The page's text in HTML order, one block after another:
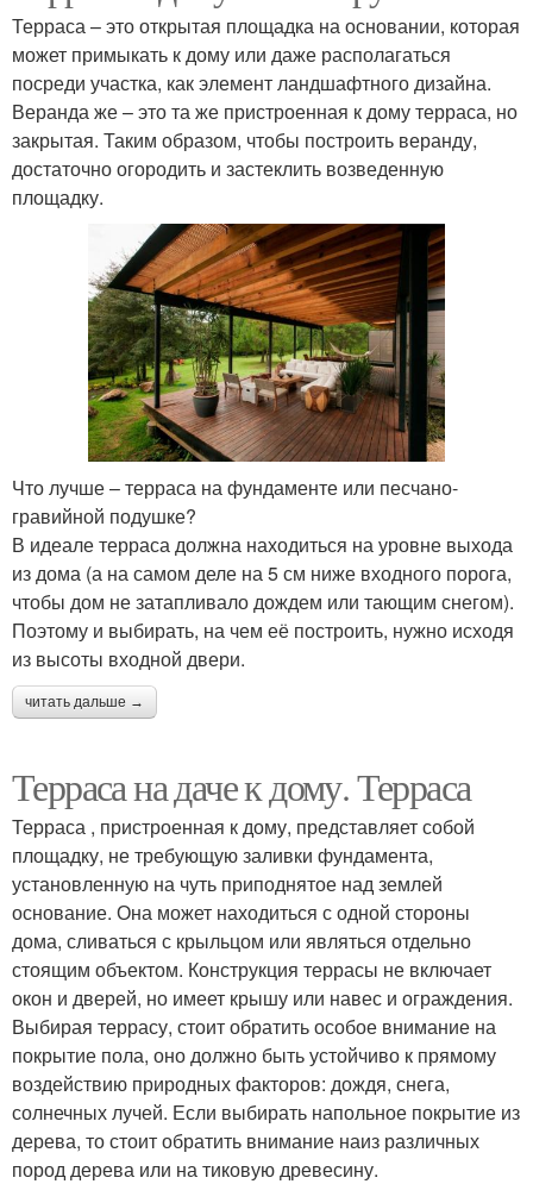
Терраса – это открытая площадка на основании, которая
может примыкать к дому или даже располагаться
посреди участка, как элемент ландшафтного дизайна.
Веранда же – это та же пристроенная к дому терраса, но
закрытая. Таким образом, чтобы построить веранду,
достаточно огородить и застеклить возведенную
площадку.
Что лучше – терраса на фундаменте или песчано-
гравийной подушке?
В идеале терраса должна находиться на уровне выхода
из дома (а на самом деле на 5 см ниже входного порога,
чтобы дом не затапливало дождем или тающим снегом).
Поэтому и выбирать, на чем её построить, нужно исходя
из высоты входной двери.
читать дальше →
Терраса на даче к дому. Терраса
Терраса , пристроенная к дому, представляет собой
площадку, не требующую заливки фундамента,
установленную на чуть приподнятое над землей
основание. Она может находиться с одной стороны
дома, сливаться с крыльцом или являться отдельно
стоящим объектом. Конструкция террасы не включает
окон и дверей, но имеет крышу или навес и ограждения.
Выбирая террасу, стоит обратить особое внимание на
покрытие пола, оно должно быть устойчиво к прямому
воздействию природных факторов: дождя, снега,
солнечных лучей. Если выбирать напольное покрытие из
дерева, то стоит обратить внимание наиз различных
пород дерева или на тиковую древесину.